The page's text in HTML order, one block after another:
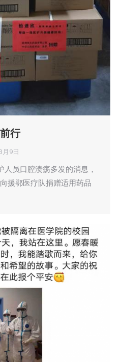
行
月9日
员口腔溃疡多发的消息，
援鄂医疗队捐赠适用药品